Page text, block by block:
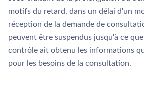
motifs du retard, dans un délai d'un
réception de la demande de
peuvent être suspendus jusqu'à ce
contrôle ait obtenu les informations
pour les besoins de la consultation.